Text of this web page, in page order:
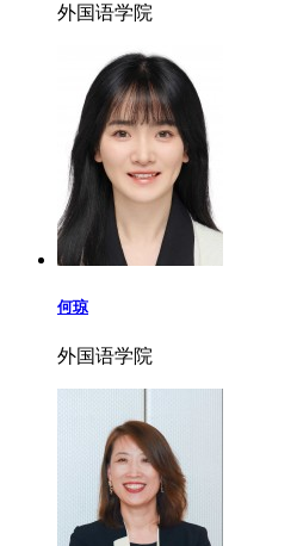
外国语学院
何琼
外国语学院